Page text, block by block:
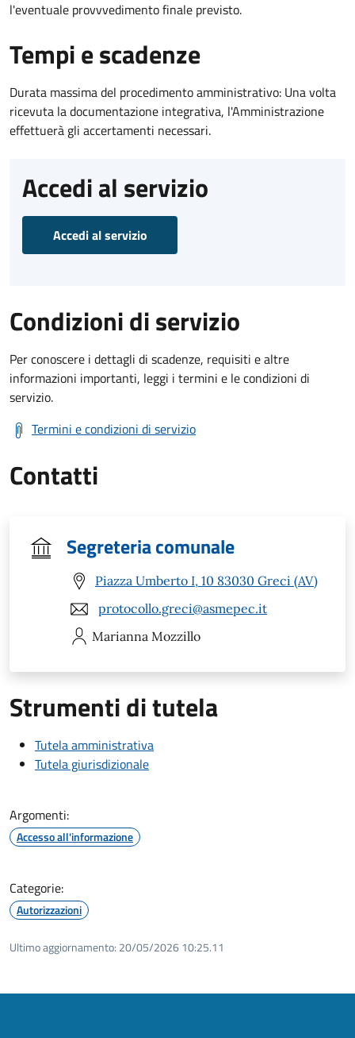
l'eventuale provvvedimento finale previsto.
Tempi e scadenze
Durata massima del procedimento amministrativo: Una volta
ricevuta la documentazione integrativa, l'Amministrazione
effettuerà gli accertamenti necessari.
Accedi al servizio
Accedi al servizio
Condizioni di servizio
Per conoscere i dettagli di scadenze, requisiti e altre
informazioni importanti, leggi i termini e le condizioni di
servizio.
Termini e condizioni di servizio
Contatti
Segreteria comunale
Piazza Umberto I, 10 83030 Greci (AV)
protocollo.greci@asmepec.it
Marianna Mozzillo
Strumenti di tutela
Tutela amministrativa
Tutela giurisdizionale
Argomenti:
Accesso all'informazione
Categorie:
Autorizzazioni
Ultimo aggiornamento: 20/05/2026 10:25.11